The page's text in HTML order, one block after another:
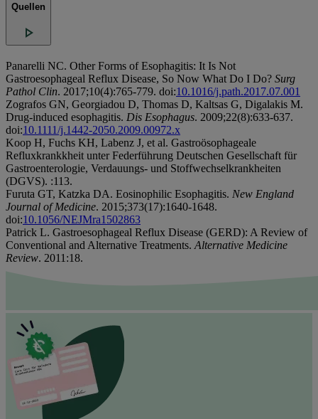
Quellen
Panarelli NC. Other Forms of Esophagitis: It Is Not
Gastroesophageal Reflux Disease, So Now What Do I Do? Surg
Pathol Clin. 2017;10(4):765-779. doi:10.1016/j.path.2017.07.001
Zografos GN, Georgiadou D, Thomas D, Kaltsas G, Digalakis M.
Drug-induced esophagitis. Dis Esophagus. 2009;22(8):633-637.
doi:10.1111/j.1442-2050.2009.00972.x
Koop H, Fuchs KH, Labenz J, et al. Gastroösophageale
Refluxkrankkheit unter Federführung Deutschen Gesellschaft für
Gastroenterologie, Verdauungs- und Stoffwechselkrankheiten
(DGVS). :113.
Furuta GT, Katzka DA. Eosinophilic Esophagitis. New England
Journal of Medicine. 2015;373(17):1640-1648.
doi:10.1056/NEJMra1502863
Patrick L. Gastroesophageal Reflux Disease (GERD): A Review of
Conventional and Alternative Treatments. Alternative Medicine
Review. 2011:18.